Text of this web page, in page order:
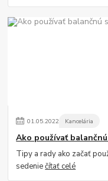
01.05.2022 Kancelária
Ako používať
Tipy a rady ako začať
sedeniečítať celé